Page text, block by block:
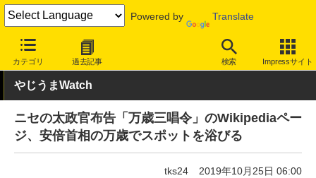
Powered by Translate
カテゴリ 過去記事 検索 Impressサイト
INTERNET Watch トピック
やじうまWatch
ニセの太政官布告「万歳三唱令」のWikipediaペー
ジ、安倍首相の万歳でスポットを浴びる
tks24 2019年10月25日 06:00